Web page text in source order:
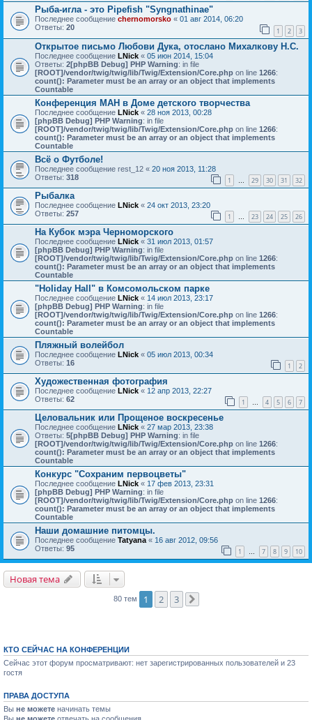
Рыба-игла - это Pipefish "Syngnathinae"
Последнее сообщение chernomorsko « 01 авг 2014, 06:20
Ответы: 20 1 2 3
Открытое письмо Любови Дука, отослано Михалкову Н.С.
Последнее сообщение LNick « 05 июн 2014, 15:04
Ответы: 2[phpBB Debug] PHP Warning: in file
[ROOT]/vendor/twig/twig/lib/Twig/Extension/Core.php on line 1266:
count(): Parameter must be an array or an object that implements
Countable
Конференция МАН в Доме детского творчества
Последнее сообщение LNick « 28 ноя 2013, 00:28
[phpBB Debug] PHP Warning: in file
[ROOT]/vendor/twig/twig/lib/Twig/Extension/Core.php on line 1266:
count(): Parameter must be an array or an object that implements
Countable
Всё о Футболе!
Последнее сообщение rest_12 « 20 ноя 2013, 11:28
Ответы: 318 1 29 30 31 32
Рыбалка
Последнее сообщение LNick « 24 окт 2013, 23:20
Ответы: 257 1 23 24 25 26
На Кубок мэра Черноморского
Последнее сообщение LNick « 31 июл 2013, 01:57
[phpBB Debug] PHP Warning: in file
[ROOT]/vendor/twig/twig/lib/Twig/Extension/Core.php on line 1266:
count(): Parameter must be an array or an object that implements
Countable
"Holiday Hall" в Комсомольском парке
Последнее сообщение LNick « 14 июл 2013, 23:17
[phpBB Debug] PHP Warning: in file
[ROOT]/vendor/twig/twig/lib/Twig/Extension/Core.php on line 1266:
count(): Parameter must be an array or an object that implements
Countable
Пляжный волейбол
Последнее сообщение LNick « 05 июл 2013, 00:34
Ответы: 16 1 2
Художественная фотография
Последнее сообщение LNick « 12 апр 2013, 22:27
Ответы: 62 1 4 5 6 7
Целовальник или Прощеное воскресенье
Последнее сообщение LNick « 27 мар 2013, 23:38
Ответы: 5[phpBB Debug] PHP Warning: in file
[ROOT]/vendor/twig/twig/lib/Twig/Extension/Core.php on line 1266:
count(): Parameter must be an array or an object that implements
Countable
Конкурс "Сохраним первоцветы"
Последнее сообщение LNick « 17 фев 2013, 23:31
[phpBB Debug] PHP Warning: in file
[ROOT]/vendor/twig/twig/lib/Twig/Extension/Core.php on line 1266:
count(): Parameter must be an array or an object that implements
Countable
Наши домашние питомцы.
Последнее сообщение Tatyana « 16 авг 2012, 09:56
Ответы: 95 1 … 7 8 9 10
Новая тема
80 тем 1 2 3
КТО СЕЙЧАС НА КОНФЕРЕНЦИИ
Сейчас этот форум просматривают: нет зарегистрированных пользователей и 23
гостя
ПРАВА ДОСТУПА
Вы не можете начинать темы